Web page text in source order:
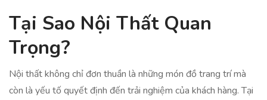
Tại Sao Nội Thất Quan
Trọng?
Nội thất không chỉ đơn thuần là những món đồ trang trí mà
còn là yếu tố quyết định đến trải nghiệm của khách hàng. Tại